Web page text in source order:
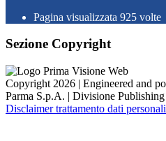
Pagina visualizzata 925 volte
Sezione Copyright
Copyright 2026 | Engineered and
Parma S.p.A. | Divisione
Disclaimer trattamento dati personali